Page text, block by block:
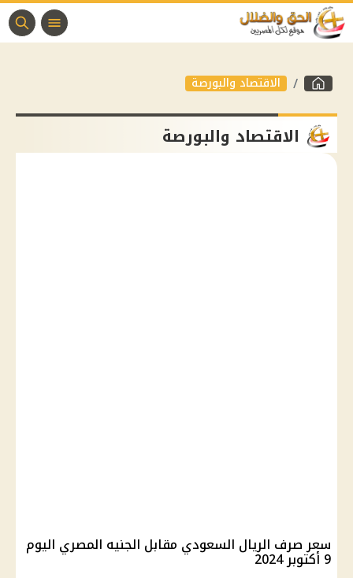
الاقتصاد والبورصة
الاقتصاد والبورصة
سعر صرف الريال السعودي مقابل الجنيه المصري اليوم
9 أكتوبر 2024